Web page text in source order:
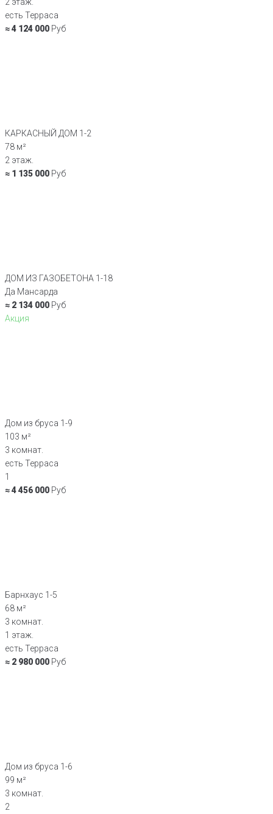
есть Терраса
≈ 4 124 000 Руб
КАРКАСНЫЙ ДОМ 1-2
78 м²
2 этаж.
≈ 1 135 000 Руб
ДОМ ИЗ ГАЗОБЕТОНА 1-18
Да Мансарда
≈ 2 134 000 Руб
Акция
Дом из бруса 1-9
103 м²
3 комнат.
есть Терраса
1
≈ 4 456 000 Руб
Барнхаус 1-5
68 м²
3 комнат.
1 этаж.
есть Терраса
≈ 2 980 000 Руб
Дом из бруса 1-6
99 м²
3 комнат.
2